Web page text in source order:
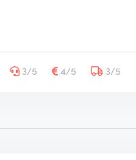
3/5 4/5 3/5